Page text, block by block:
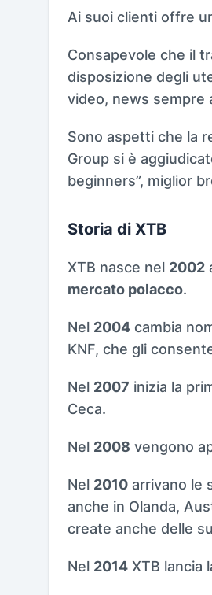
Ai suoi clienti offre
Consapevole che il
disposizione degli
video, news sempre
Sono aspetti che la
Group si è
beginners”, miglior
Storia di XTB
XTB nasce nel 2002
mercato polacco.
Nel 2004 cambia
KNF, che gli
Nel 2007 inizia la
Ceca.
Nel 2008 vengono
Nel 2010 arrivano le
anche in Olanda,
create anche delle
Nel 2014 XTB lancia